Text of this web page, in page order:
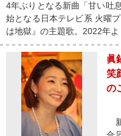
4年ぶりとなる新曲「甘い吐
始となる日本テレビ系 火曜
は地獄』の主題歌。2022年よ
眞
笑
の